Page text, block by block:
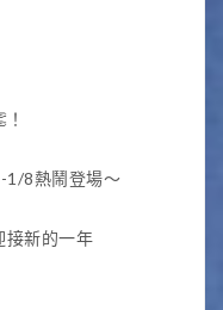
1/8熱鬧登場～
接新的一年